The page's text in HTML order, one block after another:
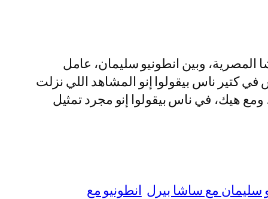
المصرية، وبين انطونيو سليمان، عامل
كتير ناس بيقولوا إنو المشاهد اللي نزلت
هيك، في ناس بيقولوا إنو مجرد تمثيل
سليمان مع ساشا بيرل انطونيو مع